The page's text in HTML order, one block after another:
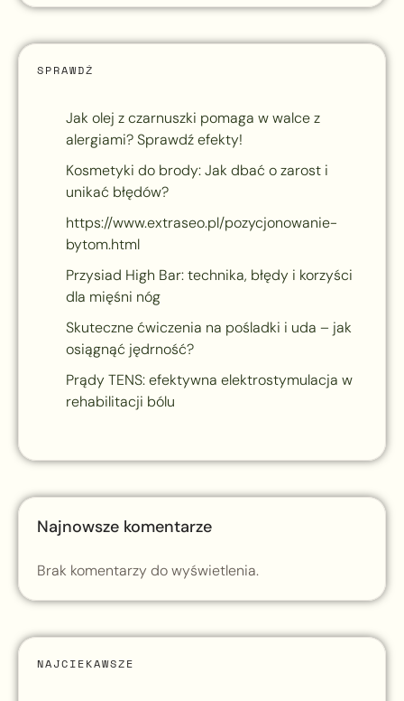
SPRAWDŹ
Jak olej z czarnuszki pomaga w walce z
alergiami? Sprawdź efekty!
Kosmetyki do brody: Jak dbać o zarost i
unikać błędów?
https://www.extraseo.pl/pozycjonowanie-
bytom.html
Przysiad High Bar: technika, błędy i korzyści
dla mięśni nóg
Skuteczne ćwiczenia na pośladki i uda – jak
osiągnąć jędrność?
Prądy TENS: efektywna elektrostymulacja w
rehabilitacji bólu
Najnowsze komentarze
Brak komentarzy do wyświetlenia.
NAJCIEKAWSZE